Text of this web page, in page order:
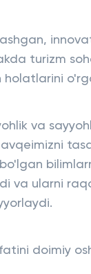
turizm
va
va ularni
doimiy